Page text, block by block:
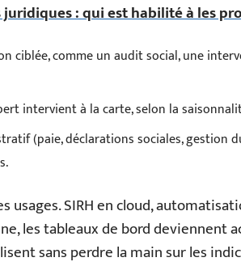
juridiques : qui est habilité à les
ciblée, comme un audit social, une
intervient à la carte, selon la
(paie, déclarations sociales, gestion
usages. SIRH en cloud,
les tableaux de bord deviennent
sans perdre la main sur les